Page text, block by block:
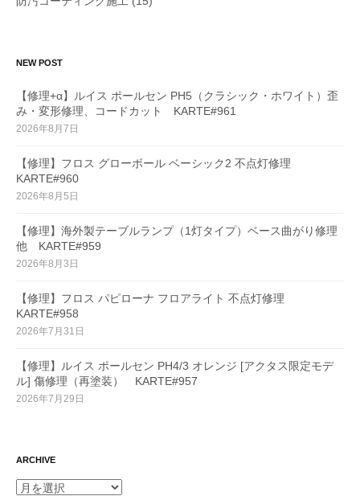
NEW POST
【修理+α】ルイス ポールセン PH5（クラシック・ホワイト）歪
み・変形修理、コードカット KARTE#961
2026年8月7日
【修理】フロス グローボール ベーシック2 不点灯修理
KARTE#960
2026年8月5日
【修理】海外製テーブルランプ（1灯タイプ）ベース曲がり修理
他 KARTE#959
2026年8月3日
【修理】フロス パピローナ フロアライト 不点灯修理
KARTE#958
2026年7月31日
【修理】ルイス ポールセン PH4/3 オレンジ [アクタス限定モデ
ル] 傷修理（再塗装） KARTE#957
2026年7月29日
ARCHIVE
ARCHIVE